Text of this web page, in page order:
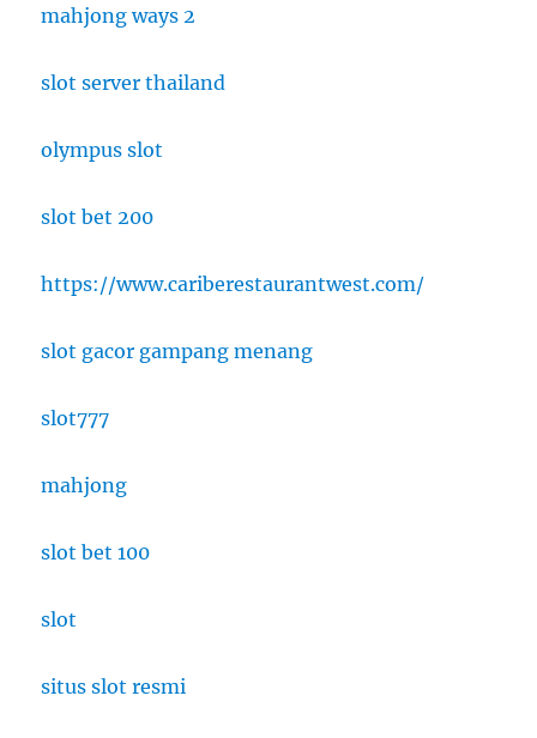
mahjong ways 2
slot server thailand
olympus slot
slot bet 200
https://www.cariberestaurantwest.com/
slot gacor gampang menang
slot777
mahjong
slot bet 100
slot
situs slot resmi